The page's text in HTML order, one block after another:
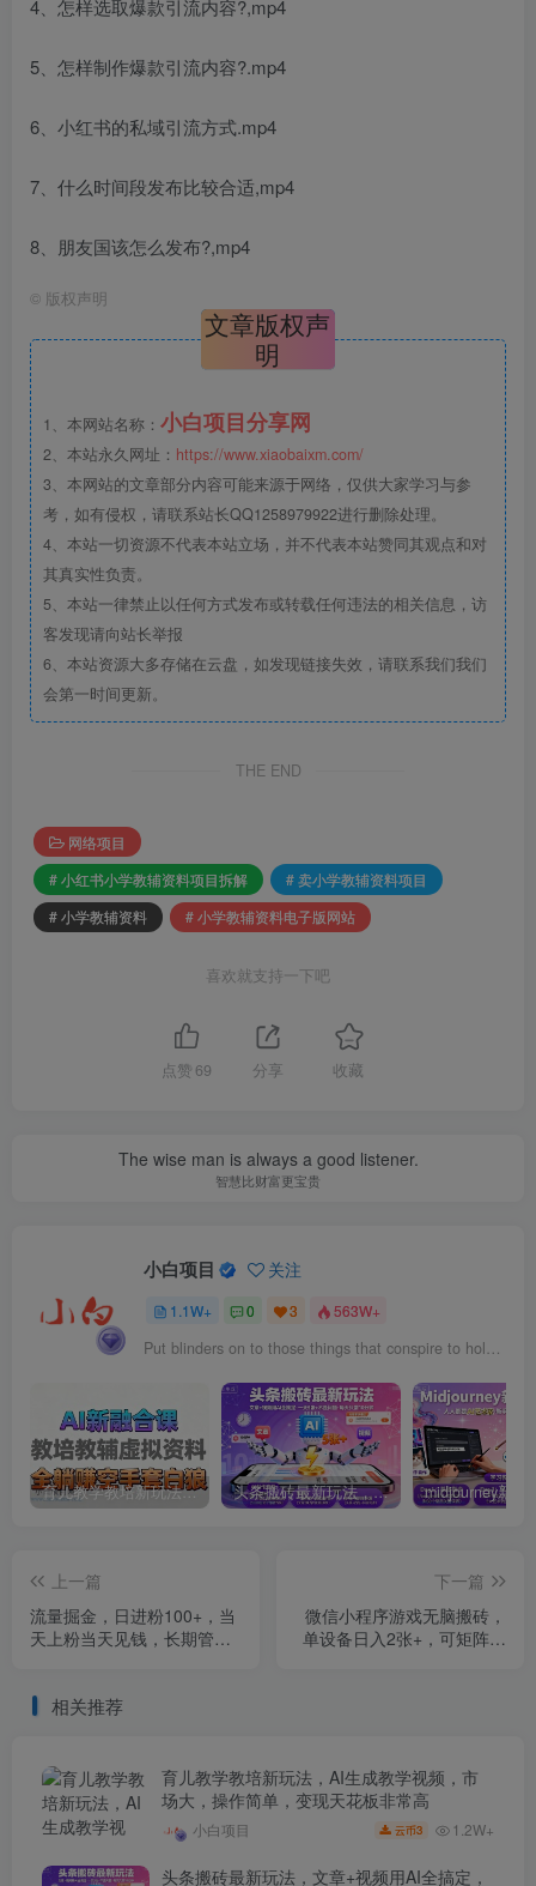
4、怎样选取爆款引流内容?,mp4
5、怎样制作爆款引流内容?.mp4
6、小红书的私域引流方式.mp4
7、什么时间段发布比较合适,mp4
8、朋友国该怎么发布?,mp4
© 版权声明
文章版权声
明
1、本网站名称： 小白项目分享网
2、本站永久网址： https://www.xiaobaixm.com/
3、本网站的文章部分内容可能来源于网络，仅供大家学习与参
考，如有侵权，请联系站长QQ1258979922进行删除处理。
4、本站一切资源不代表本站立场，并不代表本站赞同其观点和对
其真实性负责。
5、本站一律禁止以任何方式发布或转载任何违法的相关信息，访
客发现请向站长举报
6、本站资源大多存储在云盘，如发现链接失效，请联系我们我们
会第一时间更新。
THE END
网络项目
# 小红书小学教辅资料项目拆解
# 卖小学教辅资料项目
# 小学教辅资料
# 小学教辅资料电子版网站
喜欢就支持一下吧
点赞 69 分享 收藏
The wise man is always a good listener.
智慧比财富更宝贵
小白项目 关注
1.1W+ 0 3 563W+
Put blinders on to those things that conspire to hold you back, especially the ones in your own head.
育儿教学教培新玩法，AI生成教学视频，市场大，操作简单，变现天花板非常高 头条搬砖最新玩法，文章+视频用AI全搞定，一天5张+不是问题，每天只需10分钟
上一篇
流量掘金，日进粉100+，当
天上粉当天见钱，长期管道
下一篇
微信小程序游戏无脑搬砖，
单设备日入2张+，可矩阵操
相关推荐
育儿教学教培新玩法，AI生成教学视频，市
场大，操作简单，变现天花板非常高
小白项目 云币3 1.2W+
头条搬砖最新玩法，文章+视频用AI全搞定，